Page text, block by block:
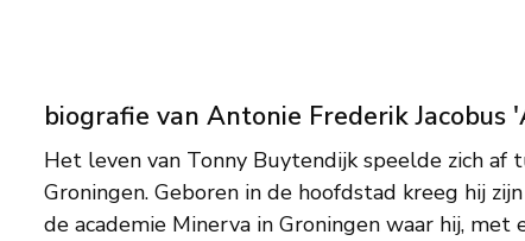
biografie van Antonie Frederik
Het leven van Tonny Buytendijk speelde zich af
Groningen. Geboren in de hoofdstad kreeg hij
de academie Minerva in Groningen waar hij, met
Na zijn terugkeer naar Amsterdam in 1946 was
verbonden aan Minerva. Hij schilderde
impressionistische stijl, en deelde zijn